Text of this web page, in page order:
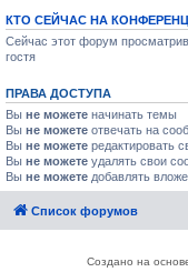
КТО СЕЙЧАС НА
Сейчас этот форум
гостя
ПРАВА ДОСТУПА
Вы не можете начинать темы
Вы не можете отвечать на
Вы не можете редактировать
Вы не можете удалять свои
Вы не можете добавлять
Список форумов
Создано на